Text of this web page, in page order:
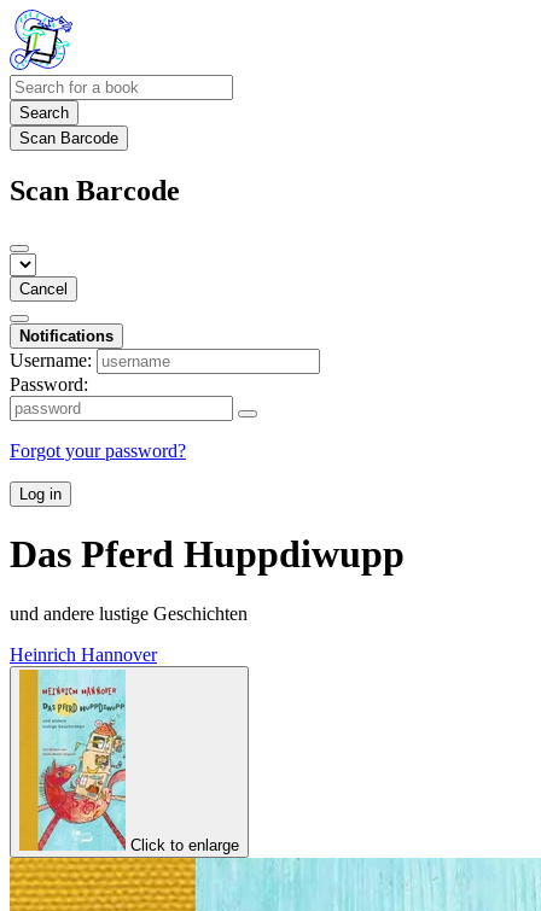
Search
Scan Barcode
Scan Barcode
Cancel
Notifications
Username:
Password:
Forgot your password?
Log in
Das Pferd Huppdiwupp
und andere lustige Geschichten
Heinrich Hannover
Click to enlarge